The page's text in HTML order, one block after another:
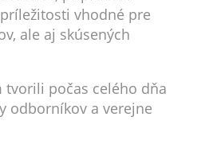
vhodné pre
ale aj skúsených
tvorili počas celého dňa
odborníkov a verejne